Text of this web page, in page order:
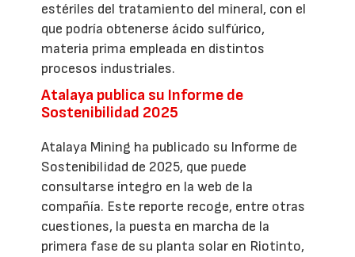
estériles del tratamiento del mineral, con el
que podría obtenerse ácido sulfúrico,
materia prima empleada en distintos
procesos industriales.
Atalaya publica su Informe de
Sostenibilidad 2025
Atalaya Mining ha publicado su Informe de
Sostenibilidad de 2025, que puede
consultarse íntegro en la web de la
compañía. Este reporte recoge, entre otras
cuestiones, la puesta en marcha de la
primera fase de su planta solar en Riotinto,